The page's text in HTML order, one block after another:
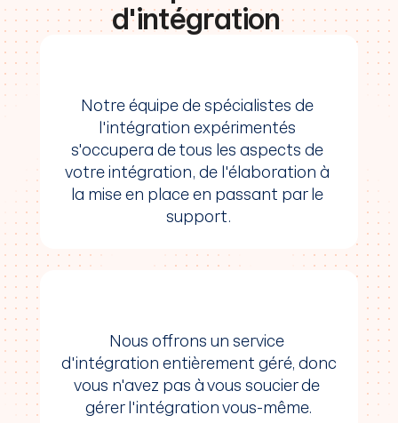
d'intégration
Notre équipe de spécialistes de
l'intégration expérimentés
s'occupera de tous les aspects de
votre intégration, de l'élaboration à
la mise en place en passant par le
support.
Nous offrons un service
d'intégration entièrement géré, donc
vous n'avez pas à vous soucier de
gérer l'intégration vous-même.
fréquence de synchronisation et toute
intégration personnalisée à développer.
compréhension de vos besoins, nous
élaborerons un plan d'intégration
personnalisé. Ce plan détaillera l'étendue
des travaux, le calendrier et les ressources
nécessaires.
Nous mettrons ensuite en œuvre
développement de toutes les intégrations
fonctionne correctement.
Une fois l'intégration mise en place, nous
travaillerons avec vous pour la tester en